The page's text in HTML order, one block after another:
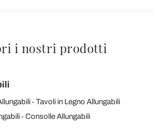
i nostri prodotti
Tavoli in Legno Allungabili
Consolle Allungabili